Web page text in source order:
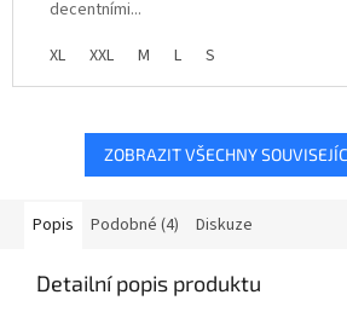
decentními...
XL
XXL M L S
ZOBRAZIT VŠECHNY
Popis Podobné (4) Diskuze
Detailní popis produktu